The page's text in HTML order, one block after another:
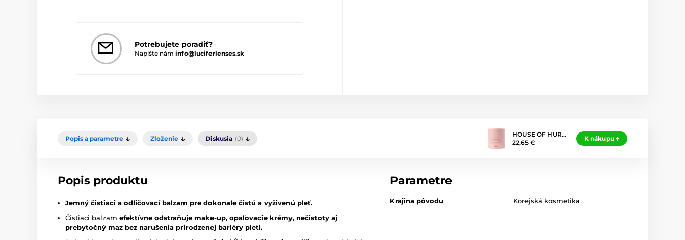
Potrebujete poradiť?
Napíšte nám info@luciferlenses.sk
Popis a parametre Zloženie Diskusia (0)
HOUSE OF HUR…
22,65 €
K nákupu
Popis produktu
Jemný čistiaci a odličovací balzam pre dokonale čistú a vyživenú pleť.
Čistiaci balzam efektívne odstraňuje make-up, opaľovacie krémy, nečistoty aj
prebytočný maz bez narušenia prirodzenej bariéry pleti.
Parametre
Krajina pôvodu Korejská kosmetika